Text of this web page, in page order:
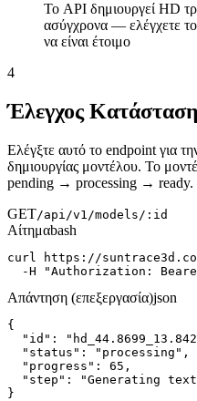
Το API δημιουργεί HD
ασύγχρονα — ελέγχετε
να είναι έτοιμο
4
Έλεγχος
Ελέγξτε αυτό το endpoint για
δημιουργίας μοντέλου. Το
pending → processing → ready.
GET/api/v1/models/:id
Αίτημαbash
curl https://
-H "Authorization:
Απάντηση (επεξεργασία)json
{
"id":
  "status": "processing",
  "progress": 65,
"step": "Generating
}